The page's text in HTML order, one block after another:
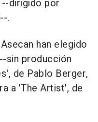
dirigido por
.
han elegido
sin producción
de Pablo Berger,
a 'The Artist', de